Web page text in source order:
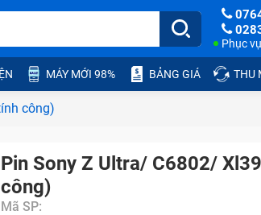
Phục
MÁY MỚI 98% BẢNG GIÁ THU
công)
Pin Sony Z Ultra/ C6802/
công)
Mã SP: